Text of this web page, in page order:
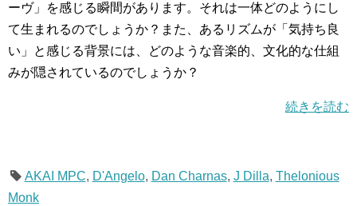
ーヴ」を感じる瞬間があります。それは一体どのようにし
て生まれるのでしょうか？また、あるリズムが「気持ち良
い」と感じる背景には、どのような音楽的、文化的な仕組
みが隠されているのでしょうか？
続きを読む
AKAI MPC, D'Angelo, Dan Charnas, J Dilla, Thelonious
Monk